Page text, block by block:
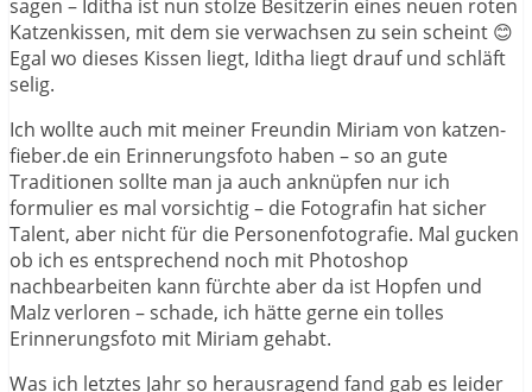
sagen – Iditha ist nun stolze Besitzerin eines neuen roten
Katzenkissen, mit dem sie verwachsen zu sein scheint 😊
Egal wo dieses Kissen liegt, Iditha liegt drauf und schläft
selig.
Ich wollte auch mit meiner Freundin Miriam von katzen-
fieber.de ein Erinnerungsfoto haben – so an gute
Traditionen sollte man ja auch anknüpfen nur ich
formulier es mal vorsichtig – die Fotografin hat sicher
Talent, aber nicht für die Personenfotografie. Mal gucken
ob ich es entsprechend noch mit Photoshop
nachbearbeiten kann fürchte aber da ist Hopfen und
Malz verloren – schade, ich hätte gerne ein tolles
Erinnerungsfoto mit Miriam gehabt.
Was ich letztes Jahr so herausragend fand gab es leider